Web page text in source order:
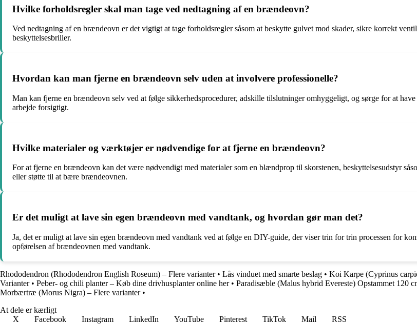
Hvilke forholdsregler skal man tage ved nedtagning af en brændeovn?
Ved nedtagning af en brændeovn er det vigtigt at tage forholdsregler såsom at beskytte gulvet mod skader, sikre korrekt
beskyttelsesbriller.
Hvordan kan man fjerne en brændeovn selv uden at involvere professionelle?
Man kan fjerne en brændeovn selv ved at følge sikkerhedsprocedurer, adskille tilslutninger omhyggeligt, og sørge for at
arbejde forsigtigt.
Hvilke materialer og værktøjer er nødvendige for at fjerne en brændeovn?
For at fjerne en brændeovn kan det være nødvendigt med materialer som en blændprop til skorstenen, beskyttelsesudstyr
eller støtte til at bære brændeovnen.
Er det muligt at lave sin egen brændeovn med vandtank, og hvordan gør man det?
Ja, det er muligt at lave sin egen brændeovn med vandtank ved at følge en DIY-guide, der viser trin for trin processen for
opførelsen af brændeovnen med vandtank.
Rhododendron (Rhododendron English Roseum) – Flere varianter• Lås vinduet med smarte beslag • Koi Karpe (Cyprinus
Varianter• Peber- og chili planter – Køb dine drivhusplanter online her• Paradisæble (Malus hybrid Evereste) Opstammet 120
Morbærtræ (Morus Nigra) – Flere varianter•
At dele er kærligt
X
Facebook Instagram LinkedIn YouTube Pinterest TikTok Mail
RSS